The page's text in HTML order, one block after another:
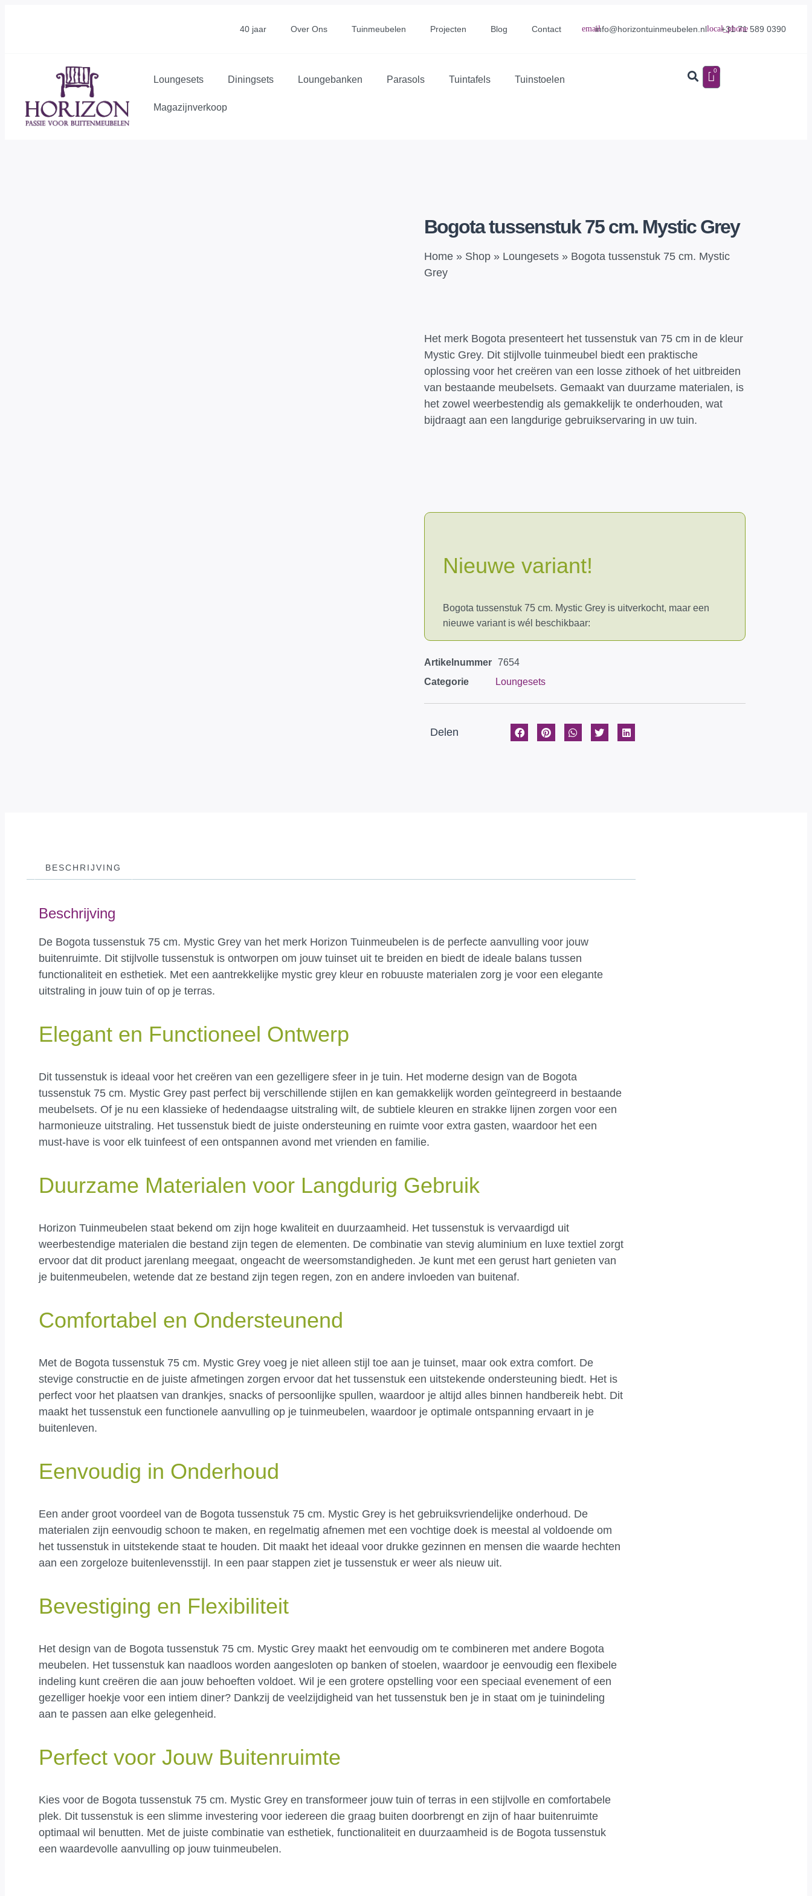
40 jaar Over Ons Tuinmeubelen Projecten Blog Contact info@horizontuinmeubelen.nl +31 71 589 0390
Loungesets Diningsets Loungebanken Parasols Tuintafels Tuinstoelen
Magazijnverkoop
0
Bogota tussenstuk 75 cm. Mystic Grey
Home » Shop » Loungesets » Bogota tussenstuk 75 cm. Mystic
Grey
Het merk Bogota presenteert het tussenstuk van 75 cm in de kleur
Mystic Grey. Dit stijlvolle tuinmeubel biedt een praktische
oplossing voor het creëren van een losse zithoek of het uitbreiden
van bestaande meubelsets. Gemaakt van duurzame materialen, is
het zowel weerbestendig als gemakkelijk te onderhouden, wat
bijdraagt aan een langdurige gebruikservaring in uw tuin.
Nieuwe variant!
Bogota tussenstuk 75 cm. Mystic Grey is uitverkocht, maar een
nieuwe variant is wél beschikbaar:
Artikelnummer 7654
Categorie
Loungesets
Delen
BESCHRIJVING
Beschrijving
De Bogota tussenstuk 75 cm. Mystic Grey van het merk Horizon Tuinmeubelen is de perfecte aanvulling voor jouw
buitenruimte. Dit stijlvolle tussenstuk is ontworpen om jouw tuinset uit te breiden en biedt de ideale balans tussen
functionaliteit en esthetiek. Met een aantrekkelijke mystic grey kleur en robuuste materialen zorg je voor een elegante
uitstraling in jouw tuin of op je terras.
Elegant en Functioneel Ontwerp
Dit tussenstuk is ideaal voor het creëren van een gezelligere sfeer in je tuin. Het moderne design van de Bogota
tussenstuk 75 cm. Mystic Grey past perfect bij verschillende stijlen en kan gemakkelijk worden geïntegreerd in bestaande
meubelsets. Of je nu een klassieke of hedendaagse uitstraling wilt, de subtiele kleuren en strakke lijnen zorgen voor een
harmonieuze uitstraling. Het tussenstuk biedt de juiste ondersteuning en ruimte voor extra gasten, waardoor het een
must-have is voor elk tuinfeest of een ontspannen avond met vrienden en familie.
Duurzame Materialen voor Langdurig Gebruik
Horizon Tuinmeubelen staat bekend om zijn hoge kwaliteit en duurzaamheid. Het tussenstuk is vervaardigd uit
weerbestendige materialen die bestand zijn tegen de elementen. De combinatie van stevig aluminium en luxe textiel zorgt
ervoor dat dit product jarenlang meegaat, ongeacht de weersomstandigheden. Je kunt met een gerust hart genieten van
je buitenmeubelen, wetende dat ze bestand zijn tegen regen, zon en andere invloeden van buitenaf.
Comfortabel en Ondersteunend
Met de Bogota tussenstuk 75 cm. Mystic Grey voeg je niet alleen stijl toe aan je tuinset, maar ook extra comfort. De
stevige constructie en de juiste afmetingen zorgen ervoor dat het tussenstuk een uitstekende ondersteuning biedt. Het is
perfect voor het plaatsen van drankjes, snacks of persoonlijke spullen, waardoor je altijd alles binnen handbereik hebt. Dit
maakt het tussenstuk een functionele aanvulling op je tuinmeubelen, waardoor je optimale ontspanning ervaart in je
buitenleven.
Eenvoudig in Onderhoud
Een ander groot voordeel van de Bogota tussenstuk 75 cm. Mystic Grey is het gebruiksvriendelijke onderhoud. De
materialen zijn eenvoudig schoon te maken, en regelmatig afnemen met een vochtige doek is meestal al voldoende om
het tussenstuk in uitstekende staat te houden. Dit maakt het ideaal voor drukke gezinnen en mensen die waarde hechten
aan een zorgeloze buitenlevensstijl. In een paar stappen ziet je tussenstuk er weer als nieuw uit.
Bevestiging en Flexibiliteit
Het design van de Bogota tussenstuk 75 cm. Mystic Grey maakt het eenvoudig om te combineren met andere Bogota
meubelen. Het tussenstuk kan naadloos worden aangesloten op banken of stoelen, waardoor je eenvoudig een flexibele
indeling kunt creëren die aan jouw behoeften voldoet. Wil je een grotere opstelling voor een speciaal evenement of een
gezelliger hoekje voor een intiem diner? Dankzij de veelzijdigheid van het tussenstuk ben je in staat om je tuinindeling
aan te passen aan elke gelegenheid.
Perfect voor Jouw Buitenruimte
Kies voor de Bogota tussenstuk 75 cm. Mystic Grey en transformeer jouw tuin of terras in een stijlvolle en comfortabele
plek. Dit tussenstuk is een slimme investering voor iedereen die graag buiten doorbrengt en zijn of haar buitenruimte
optimaal wil benutten. Met de juiste combinatie van esthetiek, functionaliteit en duurzaamheid is de Bogota tussenstuk
een waardevolle aanvulling op jouw tuinmeubelen.